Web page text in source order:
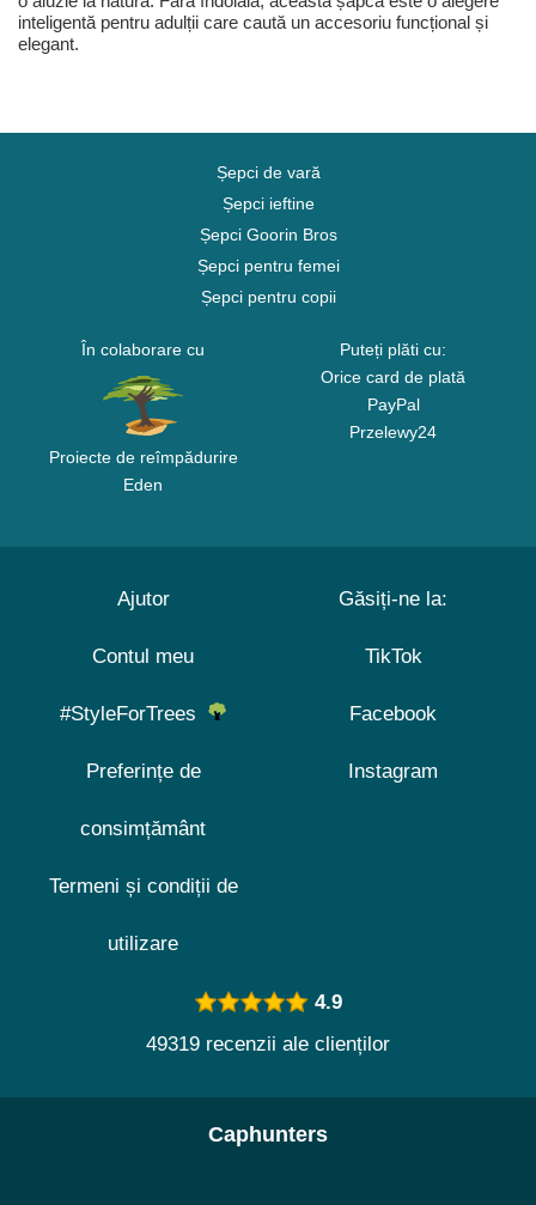
inteligentă pentru adulții care caută un accesoriu funcțional și
elegant.
Șepci de vară
Șepci ieftine
Șepci Goorin Bros
Șepci pentru femei
Șepci pentru copii
În colaborare cu
Proiecte de reîmpădurire
Eden
Puteți plăti cu:
Orice card de plată
PayPal
Przelewy24
Ajutor
Contul meu
#StyleForTrees
Preferințe de
consimțământ
Termeni și condiții de
utilizare
Găsiți-ne la:
TikTok
Facebook
Instagram
4.9
49319 recenzii ale clienților
Caphunters